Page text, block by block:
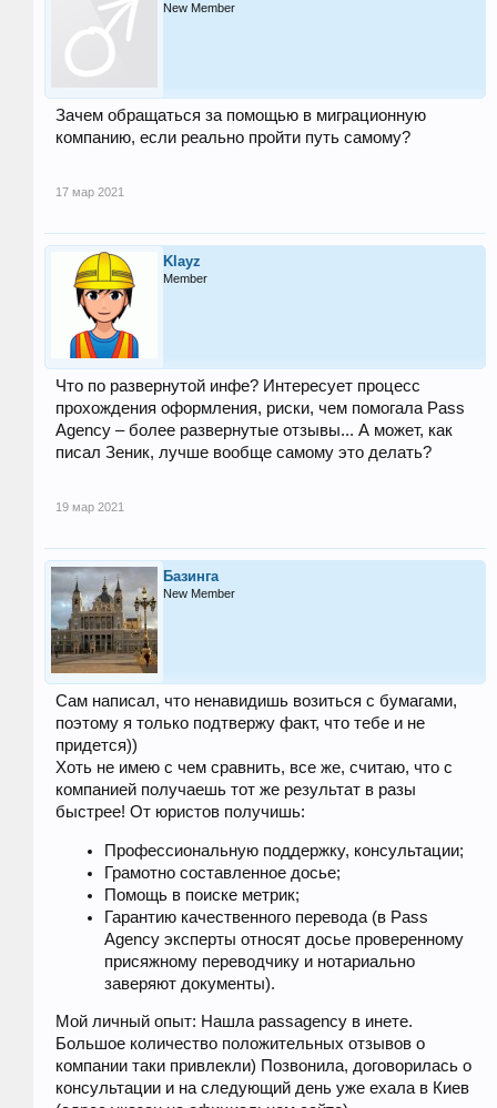
New Member
Зачем обращаться за помощью в миграционную
компанию, если реально пройти путь самому?
17 мар 2021
Klayz
Member
Что по развернутой инфе? Интересует процесс
прохождения оформления, риски, чем помогала Pass
Agency – более развернутые отзывы... А может, как
писал Зеник, лучше вообще самому это делать?
19 мар 2021
Базинга
New Member
Сам написал, что ненавидишь возиться с бумагами,
поэтому я только подтвержу факт, что тебе и не
придется))
Хоть не имею с чем сравнить, все же, считаю, что с
компанией получаешь тот же результат в разы
быстрее! От юристов получишь:
Профессиональную поддержку, консультации;
Грамотно составленное досье;
Помощь в поиске метрик;
Гарантию качественного перевода (в Pass
Agency эксперты относят досье проверенному
присяжному переводчику и нотариально
заверяют документы).
Мой личный опыт: Нашла passagency в инете.
Большое количество положительных отзывов о
компании таки привлекли) Позвонила, договорилась о
консультации и на следующий день уже ехала в Киев